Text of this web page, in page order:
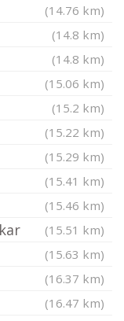
(14.76 km)
(14.8 km)
(14.8 km)
(15.06 km)
(15.2 km)
(15.22 km)
(15.29 km)
(15.41 km)
(15.46 km)
(15.51 km)
(15.63 km)
(16.37 km)
(16.47 km)